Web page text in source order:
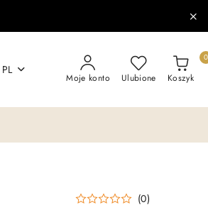
PL
Moje konto Ulubione Koszyk
0
(0)